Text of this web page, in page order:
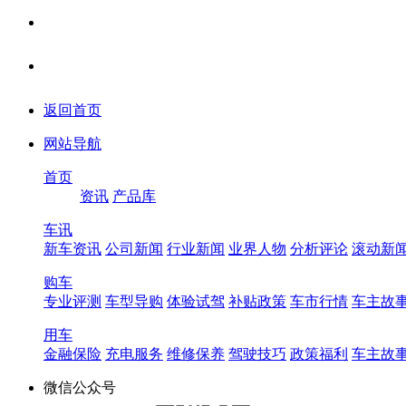
返回首页
网站导航
首页
资讯 产品库
车讯
新车资讯 公司新闻 行业新闻 业界人物 分析评论 滚动新
购车
专业评测 车型导购 体验试驾 补贴政策 车市行情 车主故
用车
金融保险 充电服务 维修保养 驾驶技巧 政策福利 车主故
微信公众号